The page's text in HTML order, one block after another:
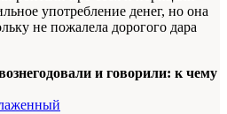
употребление денег, но она
не пожалела дорогого дара
и говорили: к чему